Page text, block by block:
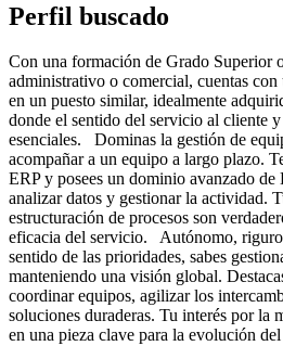
Perfil buscado
Con una formación de Grado Superior
administrativo o comercial, cuentas
en un puesto similar, idealmente
donde el sentido del servicio al cliente
esenciales. Dominas la gestión de
acompañar a un equipo a largo plazo.
ERP y posees un dominio avanzado de
analizar datos y gestionar la actividad.
estructuración de procesos son
eficacia del servicio. Autónomo,
sentido de las prioridades, sabes
manteniendo una visión global.
coordinar equipos, agilizar los
soluciones duraderas. Tu interés por la
en una pieza clave para la evolución